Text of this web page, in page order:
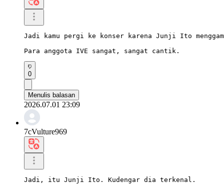
Jadi kamu pergi ke konser karena Junji Ito
Para anggota IVE sangat, sangat cantik.
0
Menulis balasan
2026.07.01 23:09
7cVulture969
Jadi, itu Junji Ito. Kudengar dia terkenal.